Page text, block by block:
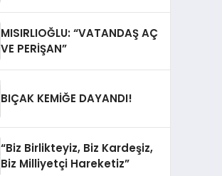
MISIRLIOĞLU: “VATANDAŞ AÇ
VE PERİŞAN”
BIÇAK KEMİĞE DAYANDI!
“Biz Birlikteyiz, Biz Kardeşiz,
Biz Milliyetçi Hareketiz”